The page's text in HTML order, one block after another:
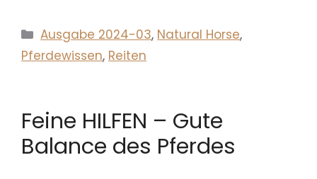
Kategorien
Ausgabe 2024-03, Natural Horse,
Pferdewissen, Reiten
Feine HILFEN – Gute
Balance des Pferdes